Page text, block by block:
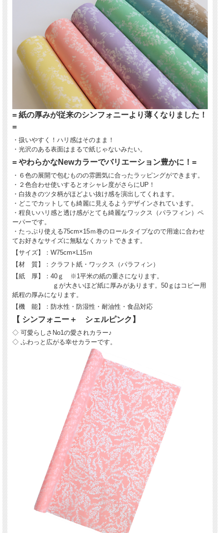
= 紙の厚みが従来のシンフォニーより薄くなりました！
=
・扱いやすく！ハリ感はそのまま！
・光沢のある表面はまるで紙じゃないみたい。
= やわらかなNewカラーでバリエーション豊かに！=
・６色の展開で包むものの雰囲気に合ったラッピングができます。
・２色合わせ使いするとオシャレ度がさらにUP！
・白抜きのツタ柄がほどよい抜け感を演出してくれます。
・どこでカットしても綺麗に見えるようデザインされています。
・程良いハリ感と透け感がとても綺麗なワックス（パラフィン）ペ
ーパーです。
・たっぷり使える75cm×15ｍ巻のロールタイプなので用途に合わせ
てお好きなサイズに無駄なくカットできます。
【サイズ】：W75cm×L15ｍ
【材 質】：クラフト紙・ワックス（パラフィン）
【紙 厚】：40ｇ ※1平米の紙の重さになります。
ｇが大きいほど紙に厚みがあります。50ｇはコピー用
紙程の厚みになります。
【機 能】：防水性・防湿性・耐油性・食品対応
【 シンフォニー＋ シェルピンク】
◇ 可愛らしさNo1の愛されカラー♪
◇ ふわっと広がる幸せカラーです。